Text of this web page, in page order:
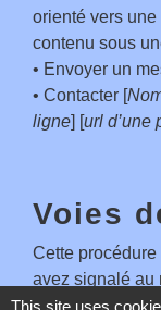
orienté vers
contenu sous
• Envoyer un
• Contacter [
ligne] [url d’une
Voies
Cette
avez signalé au
d’accessibilité
This site uses